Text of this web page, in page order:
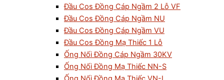
Đầu Cos Đồng Cáp Ngầm 2 Lỗ VF
Đầu Cos Đồng Cáp Ngầm NU
Đầu Cos Đồng Cáp Ngầm VU
Đầu Cos Đồng Mạ Thiếc 1 Lỗ
Ống Nối Đồng Cáp Ngầm 30KV
Ống Nối Đồng Mạ Thiếc NN-S